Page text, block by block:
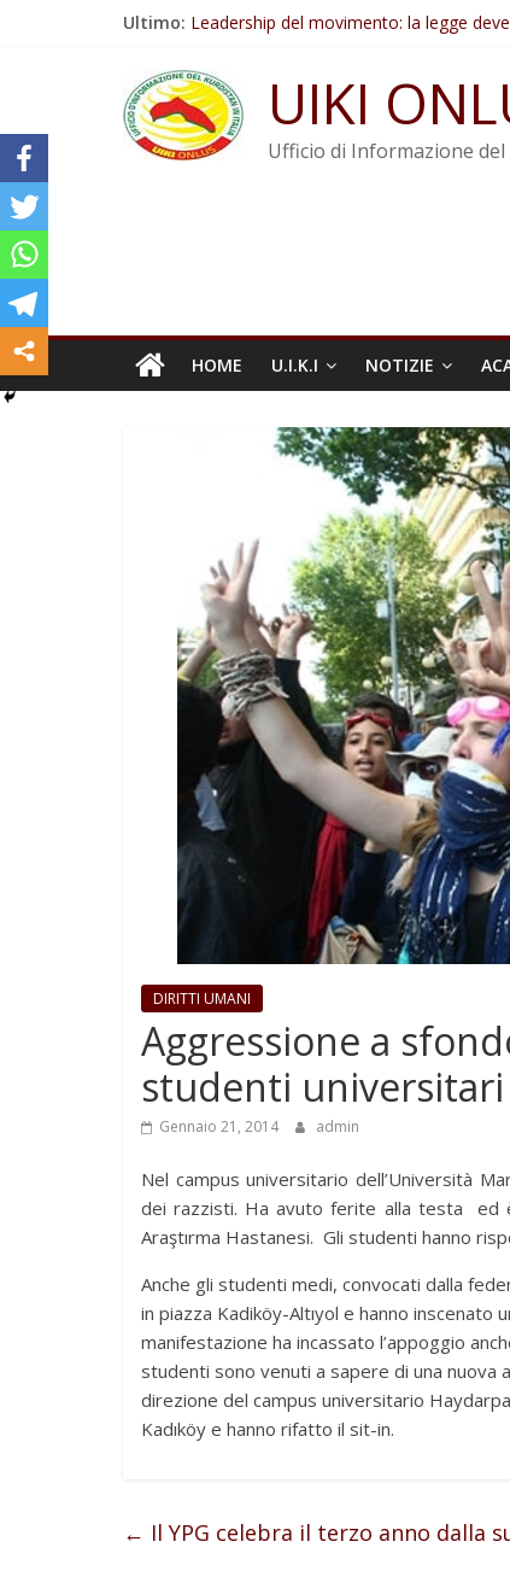
Ultimo: Leadership del movimento: la legge
Non tenere conto della situazione di
Il KNK chiede un’azione internazionale
Abdullah Öcalan: Le legge negativa
UIKI
Ufficio di Informazione
HOME U.I.K.I NOTIZIE
DIRITTI UMANI
Aggressione a
studenti
Gennaio 21, 2014 admin
Nel campus universitario dell’Università
dei razzisti. Ha avuto ferite alla testa ed
Araştırma Hastanesi. Gli studenti hanno
Anche gli studenti medi, convocati dalla
in piazza Kadiköy-Altıyol e hanno inscenato
manifestazione ha incassato l’appoggio
studenti sono venuti a sapere di una nuova
direzione del campus universitario
Kadıköy e hanno rifatto il sit-in.
← Il YPG celebra il terzo anno dalla